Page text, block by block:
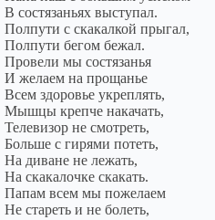
В состязаньях выступал.
Полпути с скакалкой прыгал,
Полпути бегом бежал.
Провели мы состязанья
И желаем на прощанье
Всем здоровье укреплять,
Мышцы крепче накачать,
Телевизор не смотреть,
Больше с гирями потеть,
На диване не лежать,
На скакалочке скакать.
Папам всем мы пожелаем
Не стареть и не болеть,